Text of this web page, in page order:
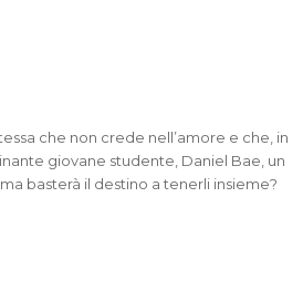
che non crede nell’amore e che, in
giovane studente, Daniel Bae, un
basterà il destino a tenerli insieme?